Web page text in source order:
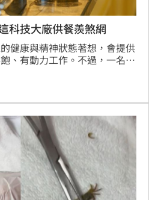
技大廠供餐羨煞網
健康與精神狀態著想，會提供
、有動力工作。不過，一名網
而100多人的午餐預算只有
根本吃不飽。貼文曝光後，引
更分享科技大廠英業達的豐盛
短短兩個月就胖了13公斤。